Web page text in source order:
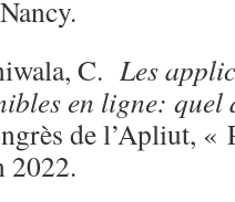
C. Les
en ligne: quel
de l’Apliut, «
2022.